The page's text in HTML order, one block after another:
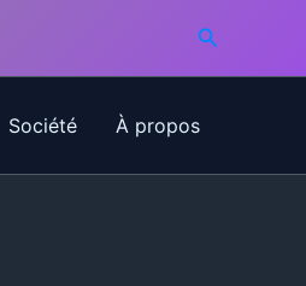
Société À propos